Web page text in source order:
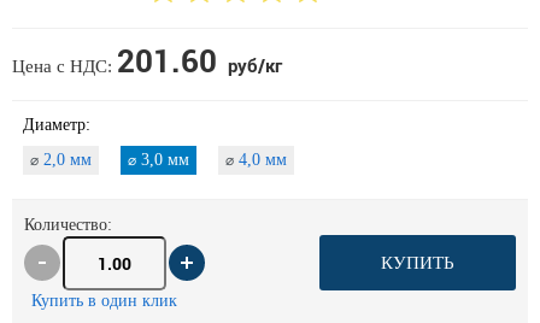
Цена с НДС: 201.60 руб/кг
Диаметр:
⌀ 2,0 мм ⌀ 3,0 мм ⌀ 4,0 мм
Количество:
КУПИТЬ
Купить в один клик